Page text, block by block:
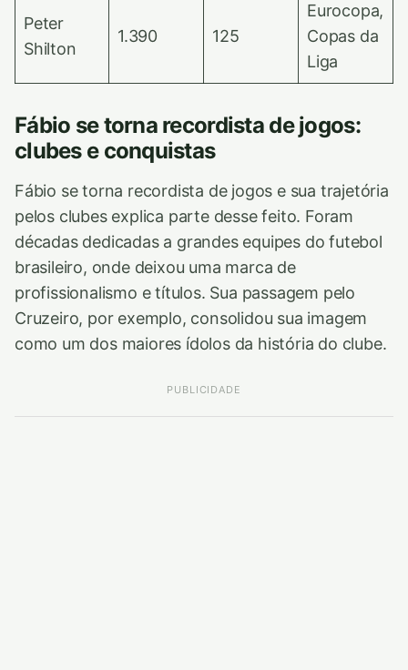
Peter
Shilton
1.390 125
Eurocopa,
Copas da
Liga
Fábio se torna recordista de jogos:
clubes e conquistas
Fábio se torna recordista de jogos e sua trajetória
pelos clubes explica parte desse feito. Foram
décadas dedicadas a grandes equipes do futebol
brasileiro, onde deixou uma marca de
profissionalismo e títulos. Sua passagem pelo
Cruzeiro, por exemplo, consolidou sua imagem
como um dos maiores ídolos da história do clube.
PUBLICIDADE